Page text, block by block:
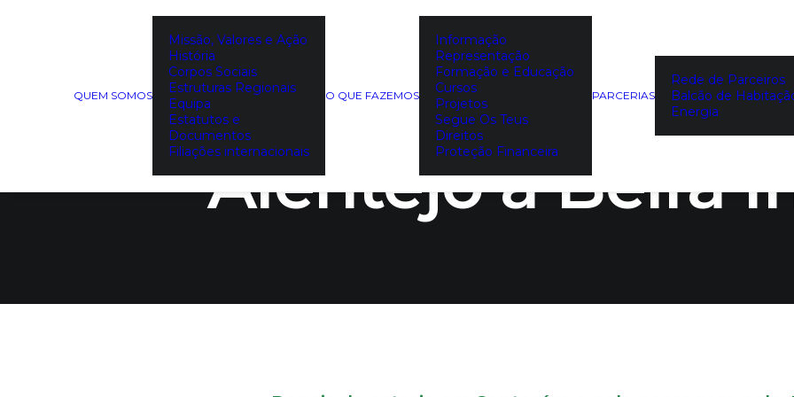
QUEM SOMOS
Missão, Valores e Ação
História
Corpos Sociais
Estruturas Regionais
Equipa
Estatutos e
Documentos
Filiações internacionais
O QUE FAZEMOS
Informação
Representação
Formação e Educação
Cursos
Projetos
Segue Os Teus
Direitos
Proteção Financeira
PARCERIAS
Rede de Parceiros
Balcão de
Energia
Tudo a que tens
Alentejo à Beira